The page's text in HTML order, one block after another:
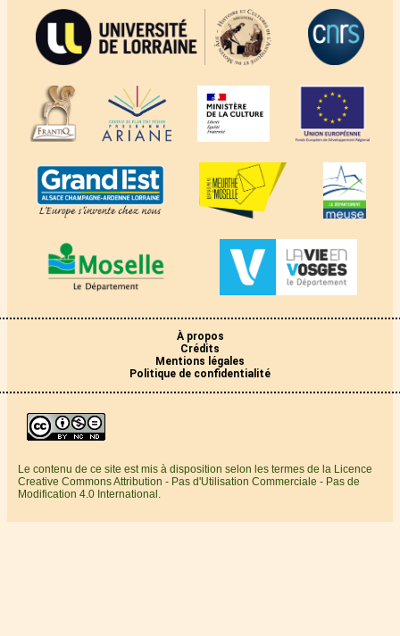
À propos
Crédits
Mentions légales
Politique de confidentialité
Le contenu de ce site est mis à disposition selon les termes de la Licence
Creative Commons Attribution - Pas d'Utilisation Commerciale - Pas de
Modification 4.0 International.